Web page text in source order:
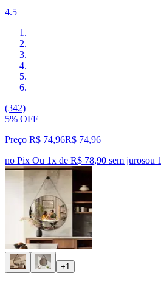
4.5
(342)
5% OFF
Preço R$ 74,96R$ 74,96
no Pix Ou 1x de R$ 78,90 sem jurosou 1
+1